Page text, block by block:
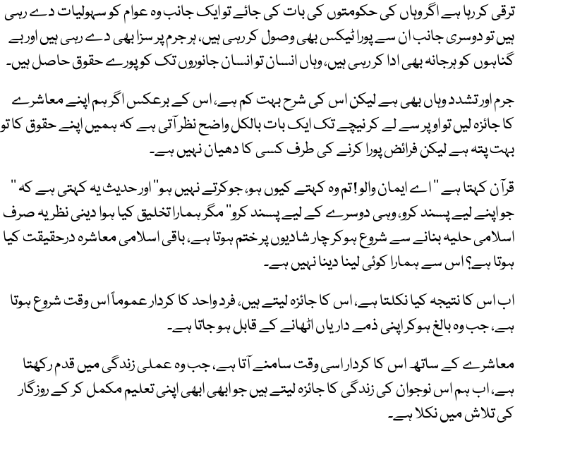
ترقی کر رہا ہے اگر وہاں کی حکومتوں کی بات کی جائے تو ایک جانب وہ عوام کو سہولیات دے رہی
ہیں تو دوسری جانب ان سے پورا ٹیکس بھی وصول کر رہی ہیں، ہر جرم پر سزا بھی دے رہی ہیں اور بے
گناہوں کو ہرجانہ بھی ادا کر رہی ہیں، وہاں انسان تو انسان جانوروں تک کو پورے حقوق حاصل ہیں۔
جرم اور تشدد وہاں بھی ہے لیکن اس کی شرح بہت کم ہے، اس کے برعکس اگر ہم اپنے معاشرے
کا جائزہ لیں تو اوپر سے لے کر نیچے تک ایک بات بالکل واضح نظر آتی ہے کہ ہمیں اپنے حقوق کا تو
بہت پتہ ہے لیکن فرائض پورا کرنے کی طرف کسی کا دھیان نہیں ہے۔
قرآن کہتا ہے ’’ اے ایمان والو ! تم وہ کہتے کیوں ہو، جوکرتے نہیں ہو‘‘ اور حدیث یہ کہتی ہے کہ ’’
جو اپنے لیے پسند کرو، وہی دوسرے کے لیے پسند کرو‘‘ مگر ہمارا تخلیق کیا ہوا دینی نظریہ صرف
اسلامی حلیہ بنانے سے شروع ہوکر چار شادیوں پر ختم ہوتا ہے، باقی اسلامی معاشرہ درحقیقت کیا
ہوتا ہے؟ اس سے ہمارا کوئی لینا دینا نہیں ہے۔
اب اس کا نتیجہ کیا نکلتا ہے، اس کا جائزہ لیتے ہیں، فرد واحد کا کردار عموماً اس وقت شروع ہوتا
ہے، جب وہ بالغ ہوکر اپنی ذمے داریاں اٹھانے کے قابل ہو جاتا ہے۔
معاشرے کے ساتھ اس کا کردار اسی وقت سامنے آتا ہے، جب وہ عملی زندگی میں قدم رکھتا
ہے، اب ہم اس نوجوان کی زندگی کا جائزہ لیتے ہیں جو ابھی ابھی اپنی تعلیم مکمل کر کے روزگار
کی تلاش میں نکلا ہے۔